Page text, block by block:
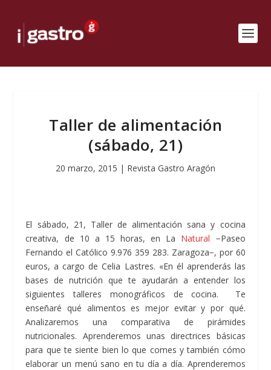
Taller de alimentación
(sábado, 21)
20 marzo, 2015 | Revista Gastro Aragón
El sábado, 21, Taller de alimentación sana y cocina
creativa, de 10 a 15 horas, en La Natural −Paseo
Fernando el Católico 9.976 359 283. Zaragoza−, por 60
euros, a cargo de Celia Lastres. «En él aprenderás las
bases de nutrición que te ayudarán a entender los
siguientes talleres monográficos de cocina. Te
enseñaré qué alimentos es mejor evitar y por qué.
Analizaremos una comparativa de pirámides
nutricionales. Aprenderemos unas directrices básicas
para que te siente bien lo que comes y también cómo
elaborar un menú sano en tu día a día. Aprenderemos